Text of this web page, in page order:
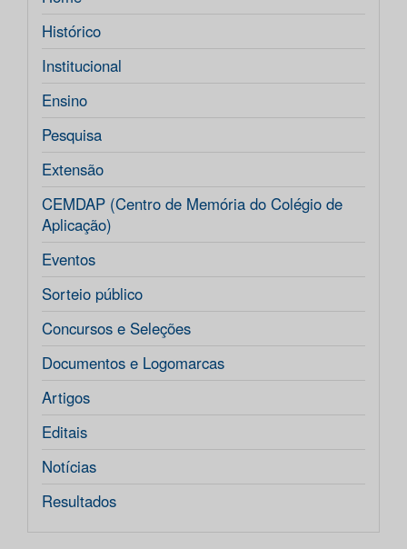
Histórico
Institucional
Ensino
Pesquisa
Extensão
CEMDAP (Centro de Memória do Colégio de
Aplicação)
Eventos
Sorteio público
Concursos e Seleções
Documentos e Logomarcas
Artigos
Editais
Notícias
Resultados